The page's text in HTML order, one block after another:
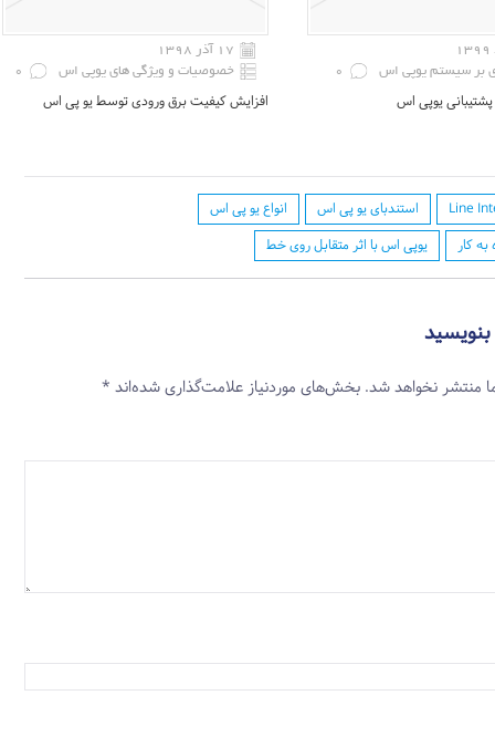
بر سیستم یوپی اس 0
یوپی اس
۱۷ آذر ۱۳۹۸
خصوصیات و ویژگی های یوپی اس
0
افزایش کیفیت برق ورودی توسط یو پی اس
Line استندبای یو پی اس
انواع یو پی اس
کار
یوپی اس با اثر متقابل روی خط
بنویسید
منتشر نخواهد شد. بخش‌های موردنیاز علامت‌گذاری شده‌اند *